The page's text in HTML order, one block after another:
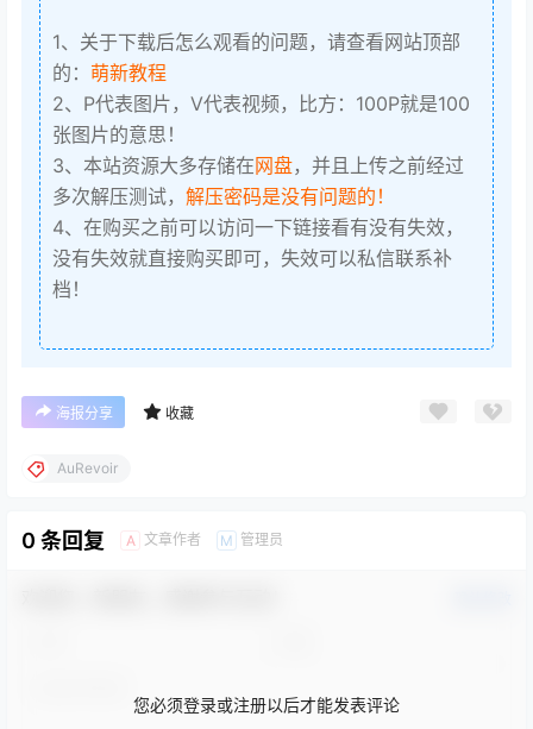
1、关于下载后怎么观看的问题，请查看网站顶部
的： 萌新教程
2、P代表图片，V代表视频，比方：100P就是100
张图片的意思！
3、本站资源大多存储在网盘，并且上传之前经过
多次解压测试， 解压密码是没有问题的！
4、在购买之前可以访问一下链接看有没有失效，
没有失效就直接购买即可，失效可以私信联系补
档！
海报分享 收藏
AuRevoir
0 条回复 A 文章作者 M 管理员
您必须登录或注册以后才能发表评论